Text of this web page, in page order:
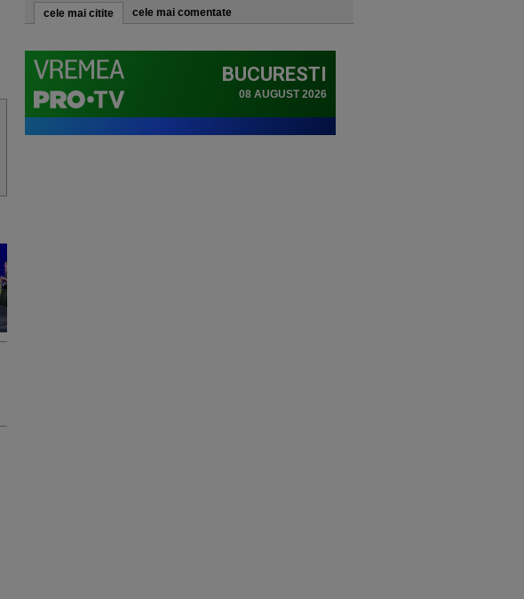
cele mai citite cele mai comentate